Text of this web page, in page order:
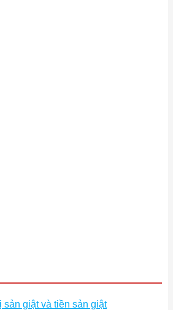
sản giật và tiền sản giật